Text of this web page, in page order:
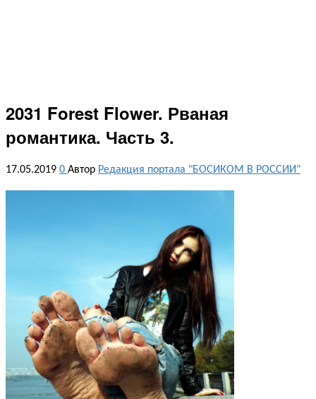
2031 Forest Flower. Рваная
романтика. Часть 3.
17.05.2019 0 Автор Редакция портала "БОСИКОМ В РОССИИ"